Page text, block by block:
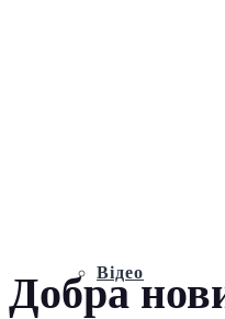
Відео
Добра